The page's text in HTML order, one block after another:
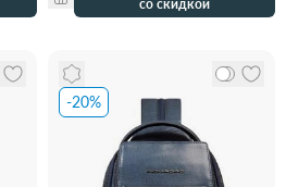
со скидкой
-20%